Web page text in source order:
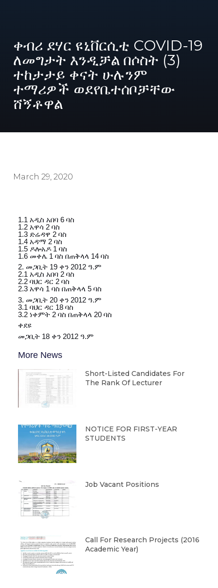
ቀብሪ ደሃር ዩኒቨርሲቲ COVID-19
ለመግታት እንዲቻል በሶስት (3)
ተከታታይ ቀናት ሁሉንም
ተማሪዎች ወደየቤተሰቦቻቸው
ሸኝቶዋል
March 29, 2020
1.1 አዲስ አበባ 6 ባስ
1.2 አዋሳ 2 ባስ
1.3 ድሬዳዋ 2 ባስ
1.4 አዳማ 2 ባስ
1.5 ዶሎአዶ 1 ባስ
1.6 መቀሌ 1 ባስ በጠቅላላ 14 ባስ
2. መጋቢት 19 ቀን 2012 ዓ.ም
2.1 አዲስ አበባ 2 ባስ
2.2 ባህር ዳር 2 ባስ
2.3 አዋሳ 1 ባስ በጠቅላላ 5 ባስ
3. መጋቢት 20 ቀን 2012 ዓ.ም
3.1 ባህር ዳር 18 ባስ
3.2 ነቀምት 2 ባስ በጠቅላላ 20 ባስ
ቀደዩ
መጋቢት 18 ቀን 2012 ዓ.ም
More News
Short-Listed Candidates For
The Rank Of Lecturer
NOTICE FOR FIRST-YEAR
STUDENTS
Job Vacant Positions
Call For Research Projects (2016
Academic Year)